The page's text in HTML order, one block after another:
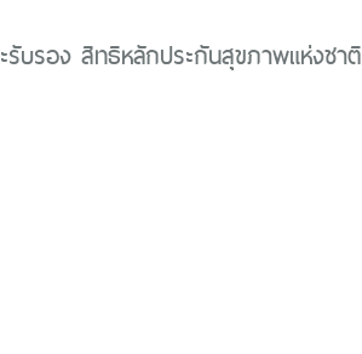
บรอง สิทธิหลักประกันสุขภาพแห่งชาติ